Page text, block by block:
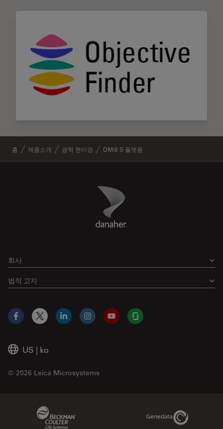
홈 제품소개 광학 현미경 DMi8 S 플랫폼
Danaher Logo
회사
법적 고지
US | ko
© 2026 Leica Microsystems
Facebook
X LinkedInInstagramYouTubeGlassdoor
Genedata Link